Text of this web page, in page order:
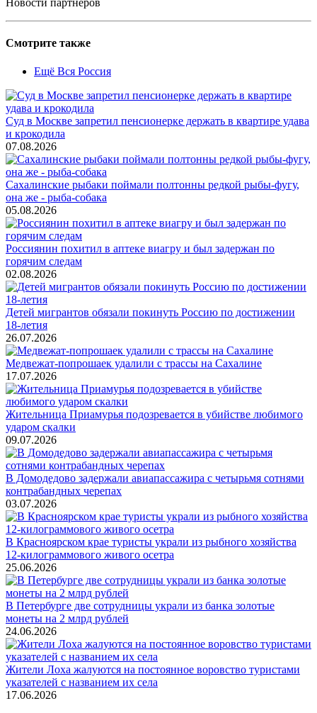
Новости партнеров
Смотрите также
Ещё Вся Россия
Суд в Москве запретил пенсионерке держать в квартире удава
и крокодила
07.08.2026
Сахалинские рыбаки поймали полтонны редкой рыбы-фугу,
она же - рыба-собака
05.08.2026
Россиянин похитил в аптеке виагру и был задержан по
горячим следам
02.08.2026
Детей мигрантов обязали покинуть Россию по достижении
18-летия
26.07.2026
Медвежат-попрошаек удалили с трассы на Сахалине
17.07.2026
Жительница Приамурья подозревается в убийстве любимого
ударом скалки
09.07.2026
В Домодедово задержали авиапассажира с четырьмя сотнями
контрабандных черепах
03.07.2026
В Красноярском крае туристы украли из рыбного хозяйства
12-килограммового живого осетра
25.06.2026
В Петербурге две сотрудницы украли из банка золотые
монеты на 2 млрд рублей
24.06.2026
Жители Лоха жалуются на постоянное воровство туристами
указателей с названием их села
17.06.2026